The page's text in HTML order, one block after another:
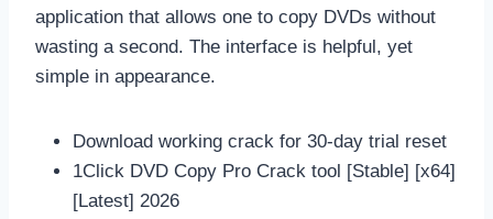
application that allows one to copy DVDs without
wasting a second. The interface is helpful, yet
simple in appearance.
Download working crack for 30-day trial reset
1Click DVD Copy Pro Crack tool [Stable] [x64]
[Latest] 2026